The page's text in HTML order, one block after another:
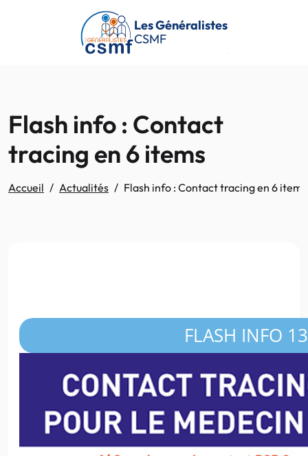
Passer au contenu principal
Les Généralistes
CSMF
Flash info : Contact
tracing en 6 items
Accueil Actualités Flash info : Contact tracing en 6 items
FLASH INFO